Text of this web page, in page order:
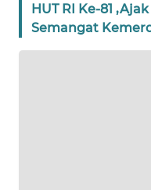
HUT RI Ke-81
Semangat
WN
SUMUT